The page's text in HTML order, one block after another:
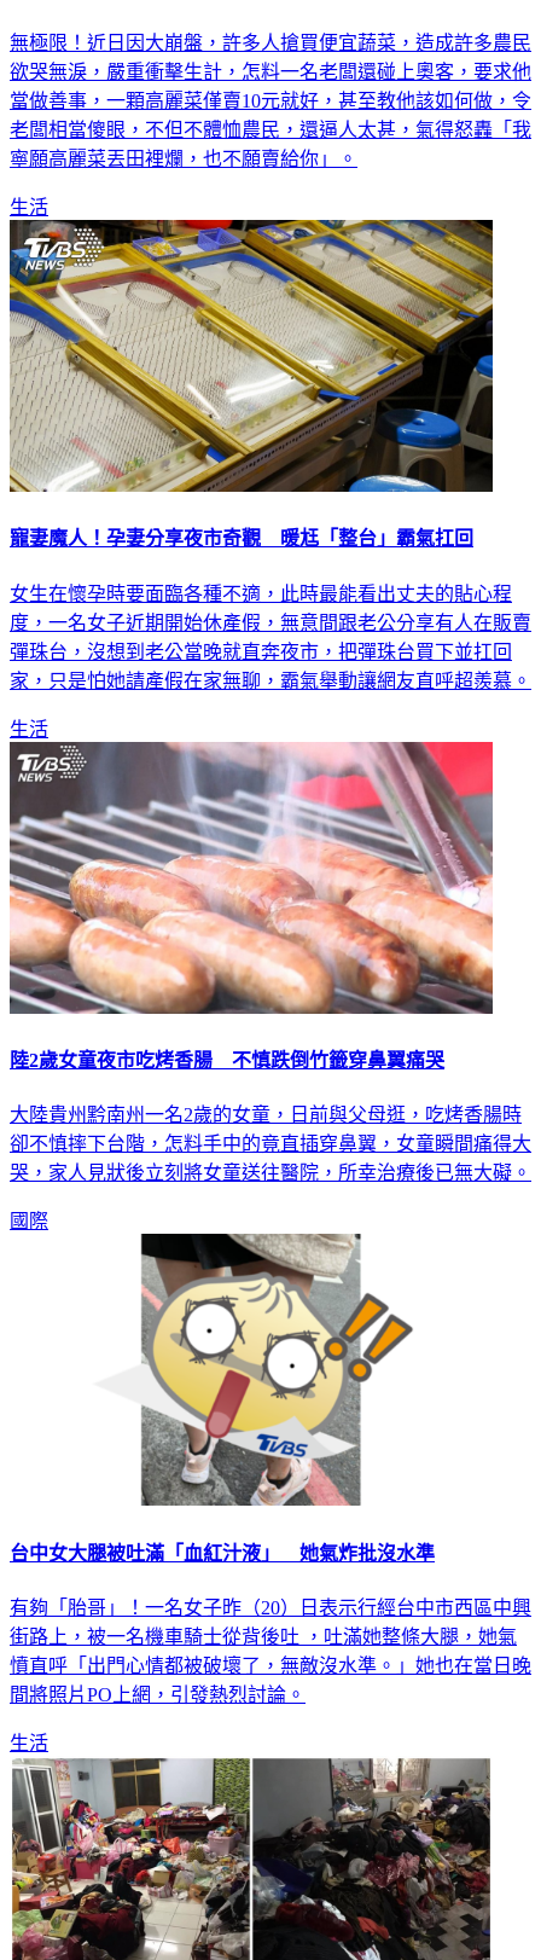
無極限！近日因大崩盤，許多人搶買便宜蔬菜，造成許多農民
欲哭無淚，嚴重衝擊生計，怎料一名老闆還碰上奧客，要求他
當做善事，一顆高麗菜僅賣10元就好，甚至教他該如何做，令
老闆相當傻眼，不但不體恤農民，還逼人太甚，氣得怒轟「我
寧願高麗菜丟田裡爛，也不願賣給你」。
生活
寵妻魔人！孕妻分享夜市奇觀 暖尪「整台」霸氣扛回
女生在懷孕時要面臨各種不適，此時最能看出丈夫的貼心程
度，一名女子近期開始休產假，無意間跟老公分享有人在販賣
彈珠台，沒想到老公當晚就直奔夜市，把彈珠台買下並扛回
家，只是怕她請產假在家無聊，霸氣舉動讓網友直呼超羨慕。
生活
陸2歲女童夜市吃烤香腸 不慎跌倒竹籤穿鼻翼痛哭
大陸貴州黔南州一名2歲的女童，日前與父母逛，吃烤香腸時
卻不慎摔下台階，怎料手中的竟直插穿鼻翼，女童瞬間痛得大
哭，家人見狀後立刻將女童送往醫院，所幸治療後已無大礙。
國際
台中女大腿被吐滿「血紅汁液」 她氣炸批沒水準
有夠「胎哥」！一名女子昨（20）日表示行經台中市西區中興
街路上，被一名機車騎士從背後吐 ，吐滿她整條大腿，她氣
憤直呼「出門心情都被破壞了，無敵沒水準。」她也在當日晚
間將照片PO上網，引發熱烈討論。
生活